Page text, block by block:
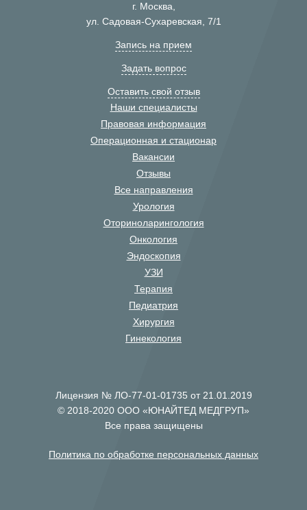
г. Москва,
ул. Садовая-Сухаревская, 7/1
Запись на прием
Задать вопрос
Оставить свой отзыв
Наши специалисты
Правовая информация
Операционная и стационар
Вакансии
Отзывы
Все направления
Урология
Оториноларингология
Онкология
Эндоскопия
УЗИ
Терапия
Педиатрия
Хирургия
Гинекология
Лицензия № ЛО-77-01-01735 от 21.01.2019
© 2018-2020 ООО «ЮНАЙТЕД МЕДГРУП»
Все права защищены
Политика по обработке персональных данных